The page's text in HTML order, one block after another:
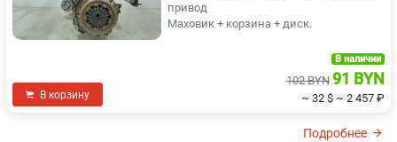
привод
Маховик + корзина + диск.
В корзину
В наличии
102 BYN 91 BYN
~ 32 $ ~ 2 457 ₽
Подробнее